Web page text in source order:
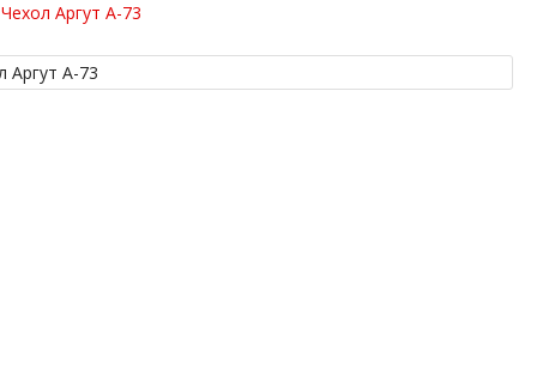
Чехол Аргут А-73